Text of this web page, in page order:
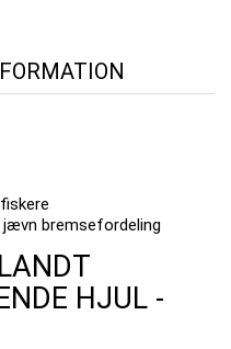
bremsefordeling
HJUL -